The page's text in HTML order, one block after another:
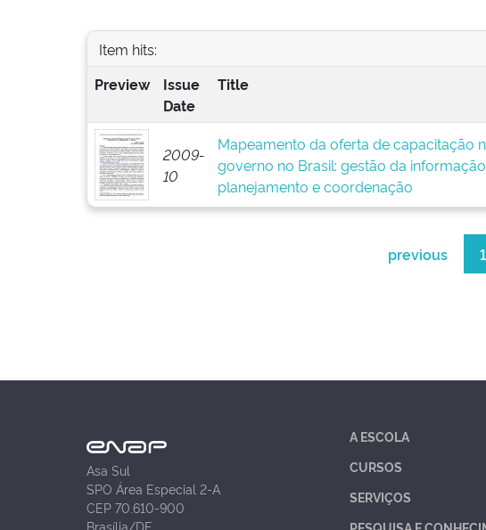
Item hits:
Preview
Issue
Date
Title
2009-
10
Mapeamento da oferta de capacitação
governo no Brasil: gestão da
planejamento e coordenação
previous 1
Asa Sul
SPO Área Especial 2-A
CEP 70.610-900
Brasília/DF
A ESCOLA
CURSOS
SERVIÇOS